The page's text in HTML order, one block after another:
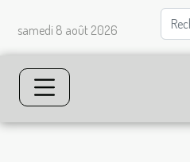
samedi 8 août 2026